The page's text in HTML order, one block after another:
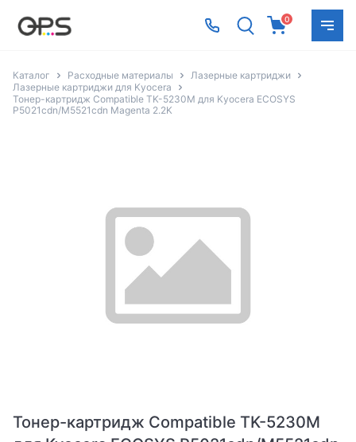
0
Каталог Расходные материалы
Лазерные картриджи
Лазерные картриджи для Kyocera
Тонер-картридж Compatible TK-5230M для Kyocera ECOSYS
P5021cdn/M5521cdn Magenta 2.2K
Тонер-картридж Compatible TK-5230M